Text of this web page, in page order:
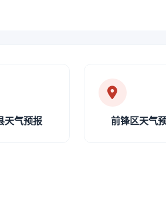
天气预报 前锋区天气